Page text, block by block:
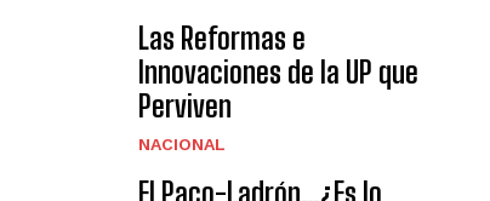
Las Reformas e
Innovaciones de la UP que
Perviven
NACIONAL
El Paco-Ladrón…¿Es lo